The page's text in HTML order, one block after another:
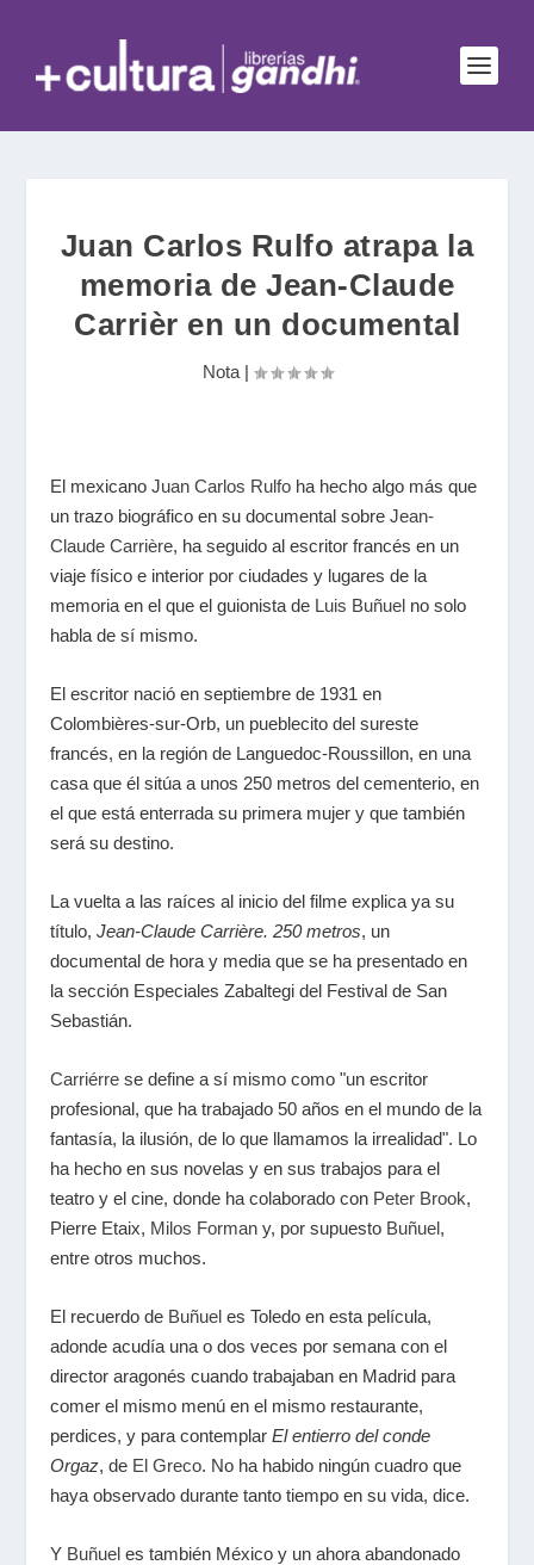
Juan Carlos Rulfo atrapa la
memoria de Jean-Claude
Carrièr en un documental
Nota|
El mexicanoJuan Carlos Rulfo ha hecho algo más que
un trazo biográfico en su documental sobreJean-
Claude Carrière, ha seguido al escritor francés en un
viaje físico e interior por ciudades y lugares de la
memoria en el que el guionista de Luis Buñuel no solo
habla de sí mismo.
El escritor nació en septiembre de 1931 en
Colombières-sur-Orb, un pueblecito del sureste
francés, en la región de Languedoc-Roussillon, en una
casa que él sitúa a unos 250 metros del cementerio, en
el que está enterrada su primera mujer y que también
será su destino.
La vuelta a las raíces al inicio del filme explica ya su
título,Jean-Claude Carrière. 250 metros, un
documental de hora y media que se ha presentado en
la sección Especiales Zabaltegi del Festival de San
Sebastián.
Carriérre se define a sí mismo como "un escritor
profesional, que ha trabajado 50 años en el mundo de la
fantasía, la ilusión, de lo que llamamos la irrealidad". Lo
ha hecho en sus novelas y en sus trabajos para el
teatro y el cine, donde ha colaborado con Peter Brook,
Pierre Etaix, Milos Forman y, por supuesto Buñuel,
entre otros muchos.
El recuerdo de Buñuel es Toledo en esta película,
adonde acudía una o dos veces por semana con el
director aragonés cuando trabajaban en Madrid para
comer el mismo menú en el mismo restaurante,
perdices, y para contemplarEl entierro del conde
Orgaz, de El Greco. No ha habido ningún cuadro que
haya observado durante tanto tiempo en su vida, dice.
Y Buñuel es también México y un ahora abandonado